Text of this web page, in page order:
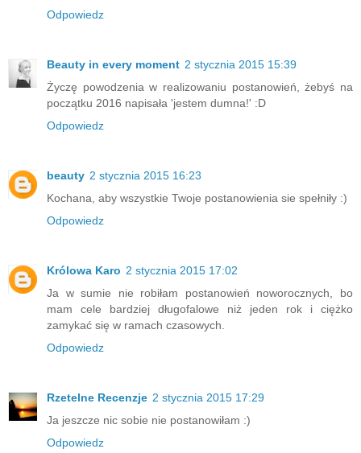
Odpowiedz
Beauty in every moment 2 stycznia 2015 15:39
Życzę powodzenia w realizowaniu postanowień, żebyś na
początku 2016 napisała 'jestem dumna!' :D
Odpowiedz
beauty 2 stycznia 2015 16:23
Kochana, aby wszystkie Twoje postanowienia sie spełniły :)
Odpowiedz
Królowa Karo 2 stycznia 2015 17:02
Ja w sumie nie robiłam postanowień noworocznych, bo
mam cele bardziej długofalowe niż jeden rok i ciężko
zamykać się w ramach czasowych.
Odpowiedz
Rzetelne Recenzje 2 stycznia 2015 17:29
Ja jeszcze nic sobie nie postanowiłam :)
Odpowiedz